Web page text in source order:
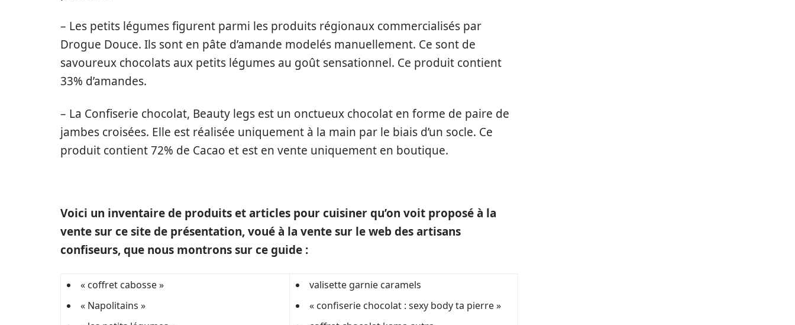
– Les petits légumes figurent parmi les produits régionaux commercialisés par
Drogue Douce. Ils sont en pâte d’amande modelés manuellement. Ce sont de
savoureux chocolats aux petits légumes au goût sensationnel. Ce produit contient
33% d’amandes.
– La Confiserie chocolat, Beauty legs est un onctueux chocolat en forme de paire de
jambes croisées. Elle est réalisée uniquement à la main par le biais d’un socle. Ce
produit contient 72% de Cacao et est en vente uniquement en boutique.
Voici un inventaire de produits et articles pour cuisiner qu’on voit proposé à la
vente sur ce site de présentation, voué à la vente sur le web des artisans
confiseurs, que nous montrons sur ce guide :
« coffret cabosse »
« Napolitains »
valisette garnie caramels
« confiserie chocolat : sexy body ta pierre »